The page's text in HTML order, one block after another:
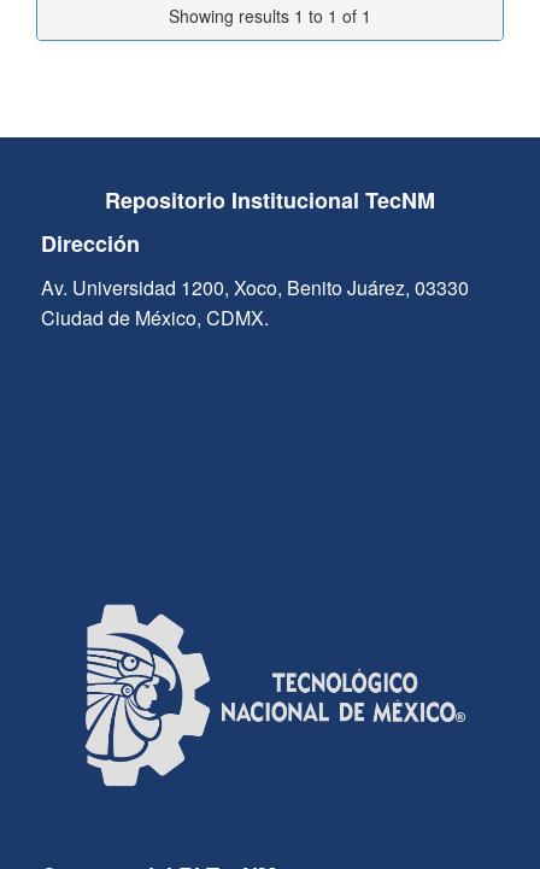
Showing results 1 to 1 of 1
Repositorio Institucional TecNM
Dirección
Av. Universidad 1200, Xoco, Benito Juárez, 03330
Ciudad de México, CDMX.